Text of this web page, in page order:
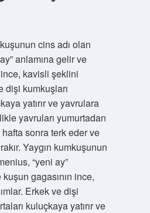
cins adı olan
anlamına gelir ve
ince, kavisli şeklini
dişi kumkuşları
yatırır ve yavrulara
yavruları yumurtadan
hafta sonra terk eder ve
Yaygın kumkuşunun
“yeni ay”
gagasının ince,
Erkek ve dişi
kuluçkaya yatırır ve